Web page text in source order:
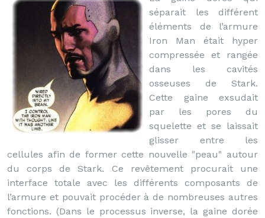
séparait les différent
éléments de l’armure
Iron Man était hyper
compressée et rangée
dans les cavités
osseuses de Stark.
Cette gaine exsudait
par les pores du
squelette et se laissait
glisser entre les
cellules afin de former cette nouvelle "peau" autour
du corps de Stark. Ce revêtement procurait une
interface totale avec les différents composants de
l’armure et pouvait procéder à de nombreuses autres
fonctions. (Dans le processus inverse, la gaine dorée